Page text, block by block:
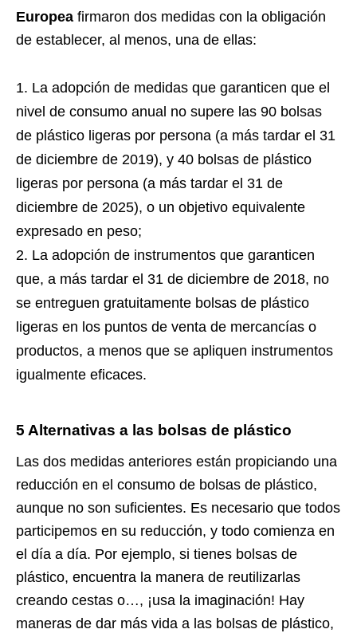
Europea firmaron dos medidas con la obligación
de establecer, al menos, una de ellas:
La adopción de medidas que garanticen que el
nivel de consumo anual no supere las 90 bolsas
de plástico ligeras por persona (a más tardar el 31
de diciembre de 2019), y 40 bolsas de plástico
ligeras por persona (a más tardar el 31 de
diciembre de 2025), o un objetivo equivalente
expresado en peso;
La adopción de instrumentos que garanticen
que, a más tardar el 31 de diciembre de 2018, no
se entreguen gratuitamente bolsas de plástico
ligeras en los puntos de venta de mercancías o
productos, a menos que se apliquen instrumentos
igualmente eficaces.
5 Alternativas a las bolsas de plástico
Las dos medidas anteriores están propiciando una
reducción en el consumo de bolsas de plástico,
aunque no son suficientes. Es necesario que todos
participemos en su reducción, y todo comienza en
el día a día. Por ejemplo, si tienes bolsas de
plástico, encuentra la manera de reutilizarlas
creando cestas o…, ¡usa la imaginación! Hay
maneras de dar más vida a las bolsas de plástico,